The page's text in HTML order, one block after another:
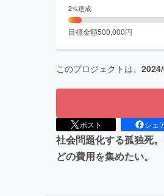
2%達成
目標金額500,000円
このプロジェクトは、
ポスト シェ
社会問題化する孤独死
どの費用を集めたい。